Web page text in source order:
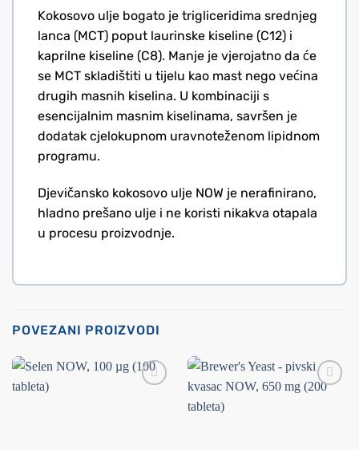
Kokosovo ulje bogato je trigliceridima srednjeg
lanca (MCT) poput laurinske kiseline (C12) i
kaprilne kiseline (C8). Manje je vjerojatno da će
se MCT skladištiti u tijelu kao mast nego većina
drugih masnih kiselina. U kombinaciji s
esencijalnim masnim kiselinama, savršen je
dodatak cjelokupnom uravnoteženom lipidnom
programu.
Djevičansko kokosovo ulje NOW je nerafinirano,
hladno prešano ulje i ne koristi nikakva otapala
u procesu proizvodnje.
POVEZANI PROIZVODI